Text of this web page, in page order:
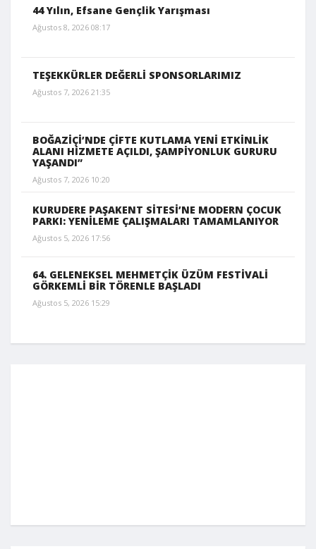
44 Yılın, Efsane Gençlik Yarışması
Ağustos 8, 2026 08:17
TEŞEKKÜRLER DEĞERLİ SPONSORLARIMIZ
Ağustos 7, 2026 21:35
BOĞAZİÇİ’NDE ÇİFTE KUTLAMA YENİ ETKİNLİK
ALANI HİZMETE AÇILDI, ŞAMPİYONLUK GURURU
YAŞANDI”
Ağustos 7, 2026 10:20
KURUDERE PAŞAKENT SİTESİ’NE MODERN ÇOCUK
PARKI: YENİLEME ÇALIŞMALARI TAMAMLANIYOR
Ağustos 5, 2026 17:56
64. GELENEKSEL MEHMETÇİK ÜZÜM FESTİVALİ
GÖRKEMLİ BİR TÖRENLE BAŞLADI
Ağustos 5, 2026 15:29